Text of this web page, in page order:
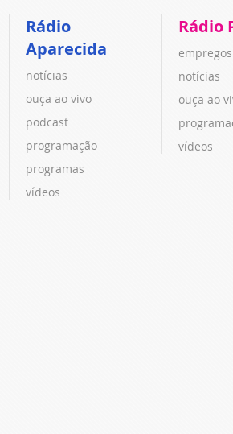
Rádio
Aparecida
notícias
ouça ao vivo
podcast
programação
programas
vídeos
Rádio
empregos
notícias
ouça ao
vídeos